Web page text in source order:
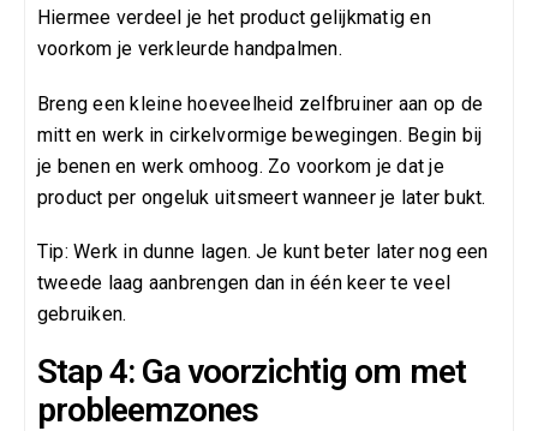
Hiermee verdeel je het product gelijkmatig en
voorkom je verkleurde handpalmen.
Breng een kleine hoeveelheid zelfbruiner aan op de
mitt en werk in cirkelvormige bewegingen. Begin bij
je benen en werk omhoog. Zo voorkom je dat je
product per ongeluk uitsmeert wanneer je later bukt.
Tip: Werk in dunne lagen. Je kunt beter later nog een
tweede laag aanbrengen dan in één keer te veel
gebruiken.
Stap 4: Ga voorzichtig om met
probleemzones